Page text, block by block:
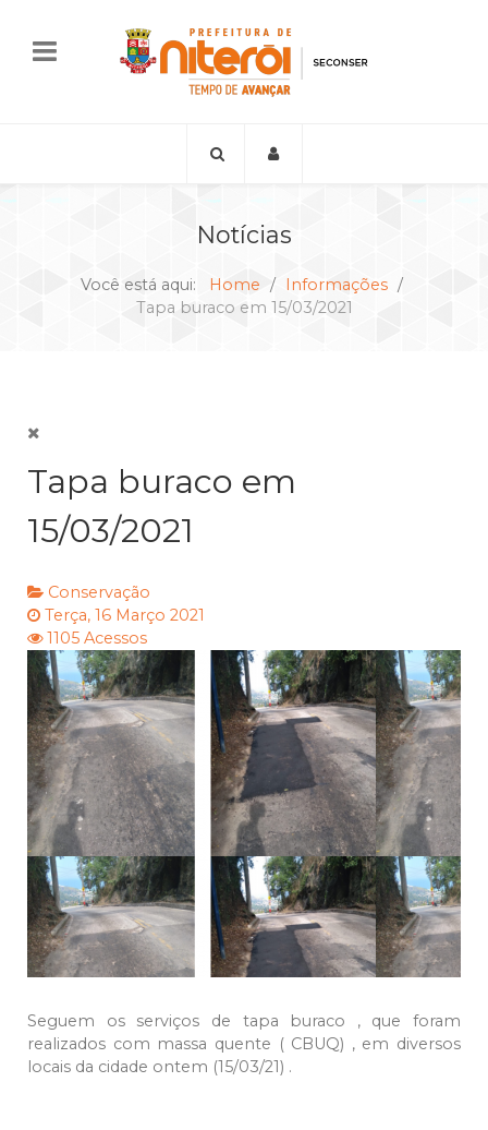
Notícias
Você está aqui: Home
Informações
Tapa buraco em 15/03/2021
Tapa buraco em
15/03/2021
Conservação
Terça, 16 Março 2021
1105 Acessos
Seguem os serviços de tapa buraco , que foram
realizados com massa quente ( CBUQ) , em diversos
locais da cidade ontem (15/03/21) .